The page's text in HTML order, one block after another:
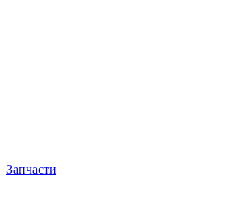
Запчасти